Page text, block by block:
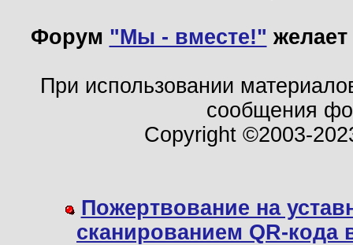
Форум "Мы - вместе!"
При использовании
сообщения
Copyright ©2003-
Пожертвование на
сканированием QR-